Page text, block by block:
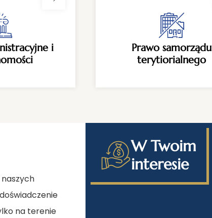
i
Prawo samorządu
terytiorialnego
naszych
na terenie
W Twoim
interesie